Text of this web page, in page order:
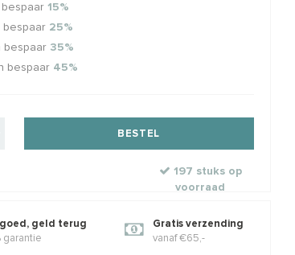
15%
bespaar 25%
bespaar 35%
bespaar 45%
BESTEL
197 stuks op
voorraad
geld terug
garantie
Gratis verzending
vanaf €65,-